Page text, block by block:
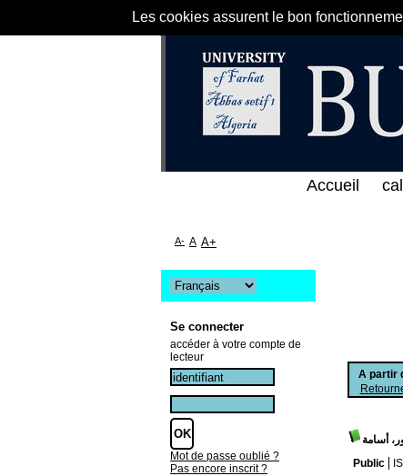
Les cookies assurent le bon
المباشر لمكتبة كلية العلوم الاقتصادية و
A partir
أسامة
Public
Accueil
A- A A+
Se connecter
accéder à votre compte de
lecteur
Mot de passe oublié ?
Pas encore inscrit ?